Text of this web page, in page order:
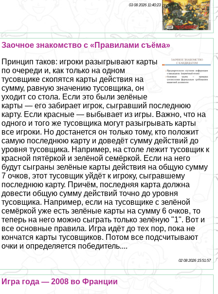
03 08 2026 11:40:23
Заочное знакомство с «Правилами съёма»
Принцип таков: игроки разыгрывают карты
по очереди и, как только на одном
тусовщике скопятся карты действия на
сумму, равную значению тусовщика, он
уходит со стола. Если это были зелёные
карты — его забирает игрок, сыгравший последнюю
карту. Если красные — выбывает из игры. Важно, что на
одного и того же тусовщика могут разыгрывать карты
все игроки. Но достанется он только тому, кто положит
самую последнюю карту и доведёт сумму действий до
уровня тусовщика. Например, на столе лежит тусовщик к
красной пятёркой и зелёной семёркой. Если на него
будут сыграны зелёные карты действия на общую сумму
7 очков, этот тусовщик уйдёт к игроку, сыгравшему
последнюю карту. Причём, последняя карта должна
довести общую сумму действий точно до уровня
тусовщика. Например, если на тусовщике с зелёной
семёркой уже есть зелёные карты на сумму 6 очков, то
теперь на него можно сыграть только зелёную "1". Вот и
все основные правила. Игра идёт до тех пор, пока не
кончатся карты тусовщиков. Потом все подсчитывают
очки и определяется победитель....
02 08 2026 15:51:57
Игра года — 2008 во Франции